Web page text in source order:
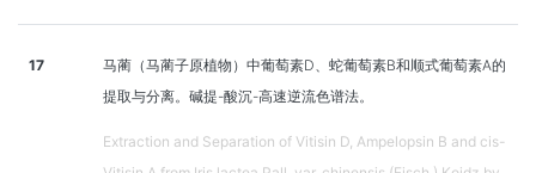
17
马蔺（马蔺子原植物）中葡萄素D、蛇葡萄素B和顺式葡萄素A的
提取与分离。碱提-酸沉-高速逆流色谱法。
Extraction and Separation of Vitisin D, Ampelopsin B and cis-